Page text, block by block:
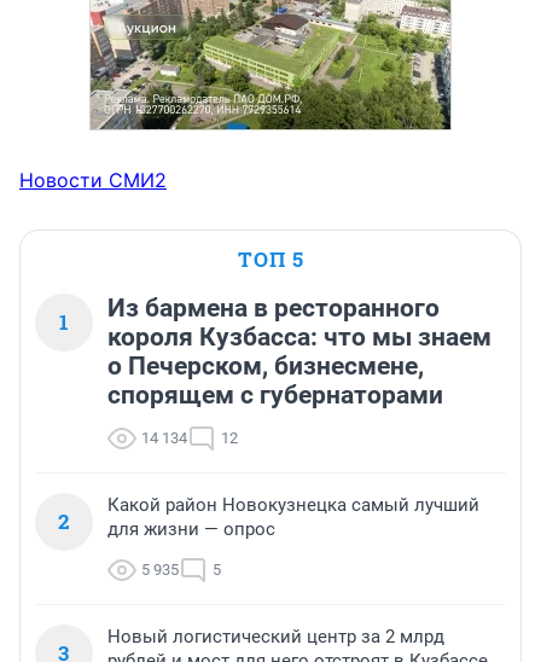
Новости СМИ2
ТОП 5
1
Из бармена в ресторанного
короля Кузбасса: что мы знаем
о Печерском, бизнесмене,
спорящем с губернаторами
14 134 12
2
Какой район Новокузнецка самый лучший
для жизни — опрос
5 935 5
3
Новый логистический центр за 2 млрд